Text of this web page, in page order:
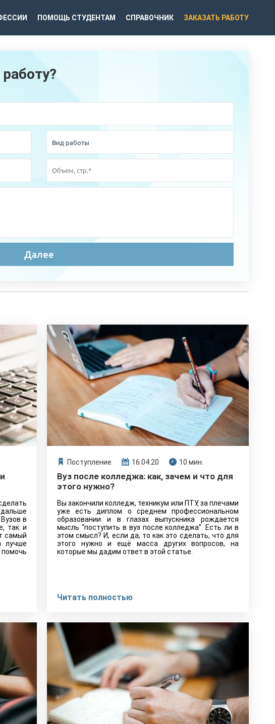
ПОМОЩЬ СТУДЕНТАМ СПРАВОЧНИК ЗАКАЗАТЬ РАБОТУ
в
так и
самый
лучше
Поступление 16.04.20 10 мин.
Вуз после колледжа: как, зачем и что для
этого нужно?
Вы закончили колледж, техникум или ПТУ, за плечами
уже есть диплом о среднем профессиональном
образовании и в глазах выпускника рождается
мысль “поступить в вуз после колледжа”. Есть ли в
этом смысл? И, если да, то как это сделать, что для
этого нужно и ещё масса других вопросов, на
которые мы дадим ответ в этой статье.
Читать полностью